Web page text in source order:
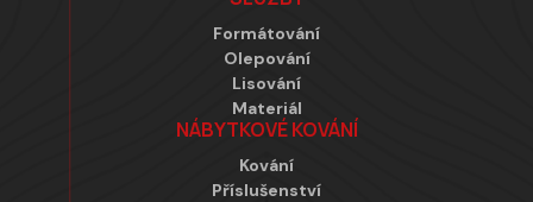
Formátování
Olepování
Lisování
Materiál
NÁBYTKOVÉ KOVÁNÍ
Kování
Příslušenství